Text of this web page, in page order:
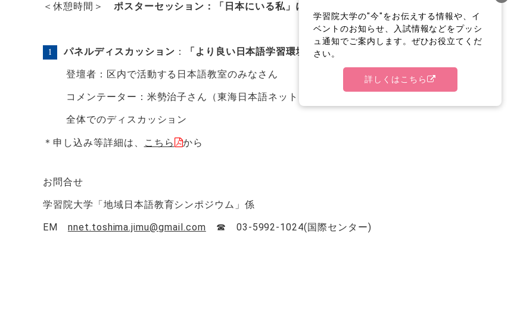
＜休憩時間＞ ポスターセッション：「日本にいる私」について
（学習院大学わく
パネルディスカッション ：
「より良い日本語学習環境作りのために」
登壇者：区内で活動する日本語教室のみなさん
コメンテーター：米勢治子さん（東海日本語ネットワーク副代表）
全体でのディスカッション
＊申し込み等詳細は、 こちら から
お問合せ
学習院大学「地域日本語教育シンポジウム」係
EM nnet.toshima.jimu@gmail.com ☎ 03-5992-1024(国際センター)
学習院大学の"今"をお伝えする情報や、イ
ベントのお知らせ、入試情報などをプッシ
ュ通知でご案内します。ぜひお役立てくだ
さい。
詳しくはこちら